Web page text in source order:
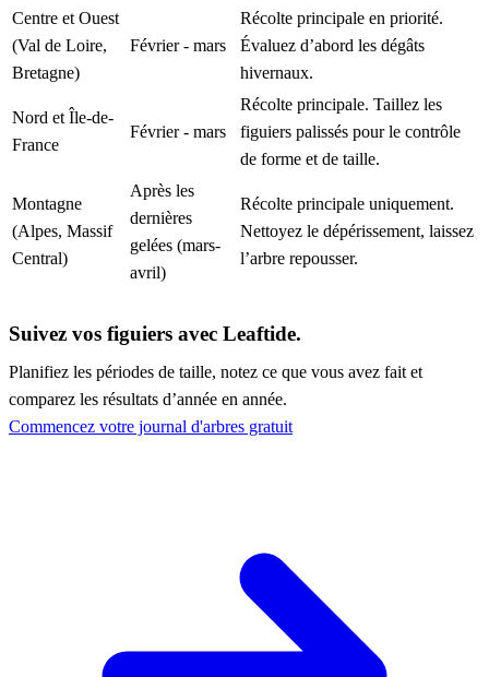
Centre et Ouest
(Val de Loire,
Bretagne)
Février - mars
Récolte principale en priorité.
Évaluez d’abord les dégâts
hivernaux.
Nord et Île-de-
France
Février - mars
Récolte principale. Taillez les
figuiers palissés pour le contrôle
de forme et de taille.
Montagne
(Alpes, Massif
Central)
Après les
dernières
gelées (mars-
avril)
Récolte principale uniquement.
Nettoyez le dépérissement, laissez
l’arbre repousser.
Suivez vos figuiers avec Leaftide.
Planifiez les périodes de taille, notez ce que vous avez fait et
comparez les résultats d’année en année.
Commencez votre journal d'arbres gratuit